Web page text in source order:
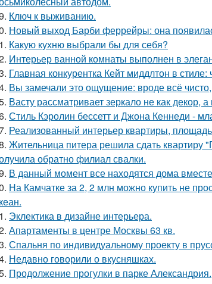
Ключ к выживанию.
Новый выход Барби феррейры: она
Какую кухню выбрали бы для себя?
Интерьер ванной комнаты выполнен в
Главная конкурентка Кейт миддлтон в
Вы замечали это ощущение: вроде всё чисто,
Васту рассматривает зеркало не как декор,
Стиль Кэролин бессетт и Джона Кеннеди -
Реализованный интерьер квартиры,
Жительница питера решила сдать
обратно филиал свалки.
В данный момент все находятся дома
На Камчатке за 2, 2 млн можно купить не
Эклектика в дизайне интерьера.
Апартаменты в центре Москвы 63 кв.
Спальня по индивидуальному проекту в
Недавно говорили о вкусняшках.
Продолжение прогулки в парке Александрия.